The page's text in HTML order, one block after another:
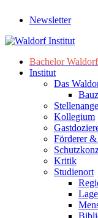
Newsletter
Bachelor
Institut
Das
Kollegium
Förderer &
Kritik
Studienort